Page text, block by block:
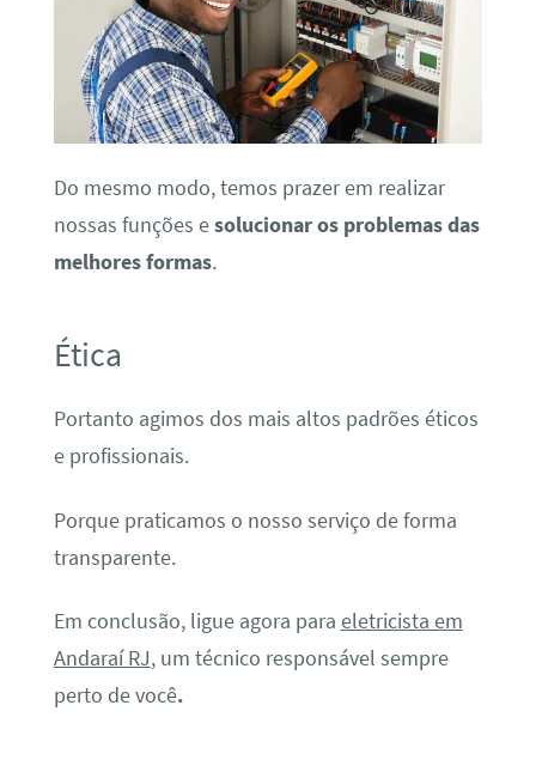
Do mesmo modo, temos prazer em realizar
nossas funções esolucionar os problemas das
melhores formas.
Ética
Portanto agimos dos mais altos padrões éticos
e profissionais.
Porque praticamos o nosso serviço de forma
transparente.
Em conclusão, ligue agora para eletricista em
Andaraí RJ, um técnico responsável sempre
perto de você.